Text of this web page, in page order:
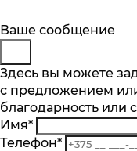
Описание
Отзывы
Основные
Объем
0.76
Тип уборки
Будьте в
Подпишитесь на
и узнавайте о
предложениях
Подписаться
Заказ обратного
Представьтесь
Телефон*
Комментарий
Ваше сообщение
Здесь вы можете
с предложением
благодарность или
Имя*
Телефон*